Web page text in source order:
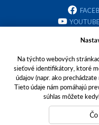
Copyright ©
Toto sú internetové stránky
sídlom v Pohraniciach,
zapísanej v Obchodnom
Na týchto webových
sieťové identifikátory, ktoré
údajov (napr. ako
Tieto údaje nám pomáhajú
súhlas môžete